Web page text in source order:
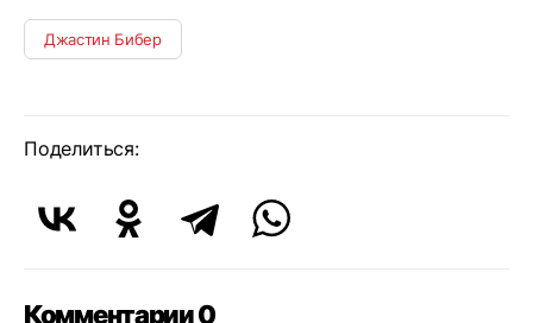
Джастин Бибер
Поделиться:
Комментарии 0